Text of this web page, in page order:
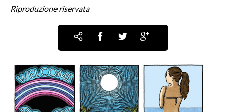
Riproduzione riservata